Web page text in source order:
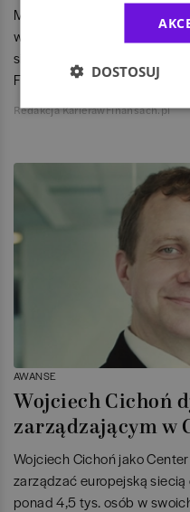
Michał Hojowski, manager z
wyniesionym z pracy w
sierpnia 2018 roku,
Finansowych w Banku Pekao.
Redakcja KarierawFinansach.pl
AWANSE
Wojciech Cichoń
zarządzającym w
Wojciech Cichoń jako
zarządzać europejską
ponad 4,5 tys. osób w
DOSTOSUJ